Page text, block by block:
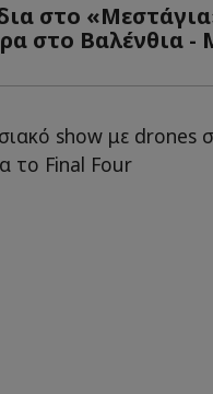
στο
στο Βαλένθια